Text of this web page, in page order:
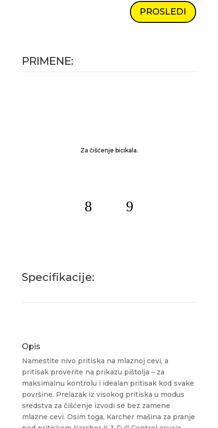
PROSLEDI
PRIMENE:
Za čišćenje bicikala.
Specifikacije:
Opis
Namestite nivo pritiska na mlaznoj cevi, a
pritisak proverite na prikazu pištolja – za
maksimalnu kontrolu i idealan pritisak kod svake
površine. Prelazak iz visokog pritiska u modus
sredstva za čišćenje izvodi se bez zamene
mlazne cevi. Osim toga, Karcher mašina za pranje